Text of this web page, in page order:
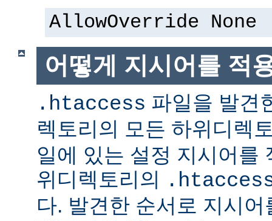
AllowOverride None
어떻게 지시어를 적
.htaccess 파일을 발견
렉토리의 모든 하위디렉
일에 있는 설정 지시어를
위디렉토리의
다. 발견한 순서로 지시